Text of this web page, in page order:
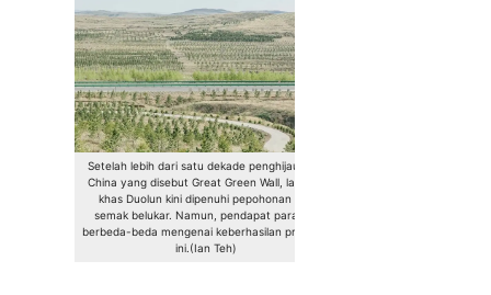
Setelah lebih dari satu dekade penghijauan di
China yang disebut Great Green Wall, lanskap
khas Duolun kini dipenuhi pepohonan dan
semak belukar. Namun, pendapat para ahli
berbeda-beda mengenai keberhasilan program
ini.(Ian Teh)